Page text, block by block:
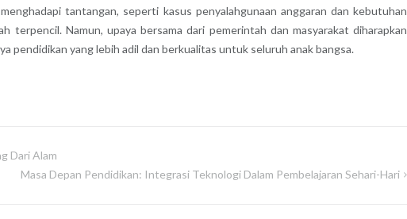
tantangan, seperti kasus penyalahgunaan anggaran dan kebutuhan
terpencil. Namun, upaya bersama dari pemerintah dan masyarakat diharapkan
pendidikan yang lebih adil dan berkualitas untuk seluruh anak bangsa.
Dari Alam
Masa Depan Pendidikan: Integrasi Teknologi Dalam Pembelajaran Sehari-Hari